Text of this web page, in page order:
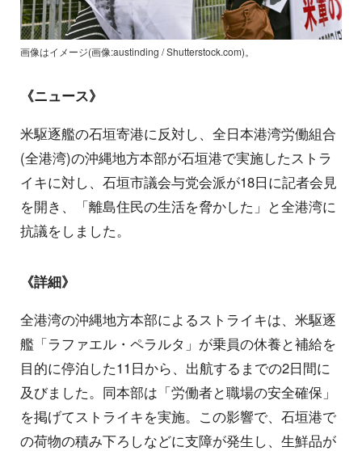
画像はイメージ(画像:austinding / Shutterstock.com)。
《ニュース》
米駆逐艦の石垣寄港に反対し、全日本港湾労働組合
(全港湾)の沖縄地方本部が石垣港で実施したストラ
イキに対し、石垣市議会与党会派が18日に記者会見
を開き、「離島住民の生活を脅かした」と全港湾に
抗議をしました。
《詳細》
全港湾の沖縄地方本部によるストライキは、米駆逐
艦「ラファエル・ペラルタ」が乗員の休養と補給を
目的に停泊した11日から、出航するまでの2日間に
及びました。同本部は「労働者と職場の安全確保」
を掲げてストライキを実施。この影響で、石垣港で
の荷物の積み下ろしなどに支障が発生し、生鮮品が